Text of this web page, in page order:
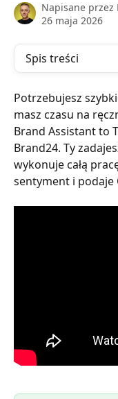
Napisane przez
26 maja 2026
Spis treści
Potrzebujesz
masz czasu na
Brand Assistant to
Brand24. Ty
wykonuje całą
sentyment i podaje